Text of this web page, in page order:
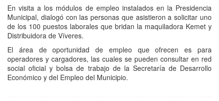
En visita a los módulos de empleo instalados en la Presidencia
Municipal, dialogó con las personas que asistieron a solicitar uno
de los 100 puestos laborales que bridan la maquiladora Kemet y
Distribuidora de Víveres.
El área de oportunidad de empleo que ofrecen es para
operadores y cargadores, las cuales se pueden consultar en red
social oficial y bolsa de trabajo de la Secretaría de Desarrollo
Económico y del Empleo del Municipio.